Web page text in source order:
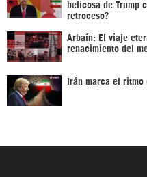
belicosa de Trump
retroceso?
Arbaín: El viaje
renacimiento del
Irán marca el